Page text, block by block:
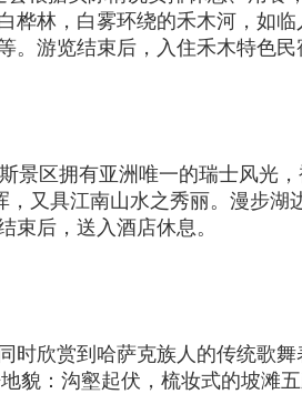
林，白雾环绕的禾木河，如
游览结束后，入住禾木特色民
景区拥有亚洲唯一的瑞士风光
又具江南山水之秀丽。漫步湖
束后，送入酒店休息。
时欣赏到哈萨克族人的传统歌
貌：沟壑起伏，梳妆式的坡滩五